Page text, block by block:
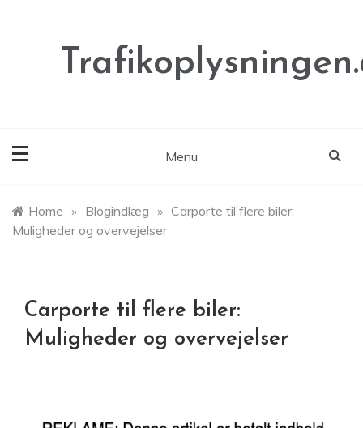
Menu
Home » Blogindlæg » Carporte til flere biler:
Muligheder og overvejelser
Carporte til flere biler:
Muligheder og overvejelser